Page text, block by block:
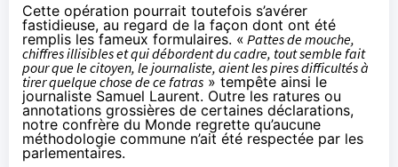
Cette opération pourrait toutefois s’avérer
fastidieuse, au regard de la façon dont ont été
remplis les fameux formulaires. « Pattes de mouche,
chiffres illisibles et qui débordent du cadre, tout semble fait
pour que le citoyen, le journaliste, aient les pires difficultés à
tirer quelque chose de ce fatras » tempête ainsi le
journaliste Samuel Laurent. Outre les ratures ou
annotations grossières de certaines déclarations,
notre confrère du Monde regrette qu’aucune
méthodologie commune n’ait été respectée par les
parlementaires.